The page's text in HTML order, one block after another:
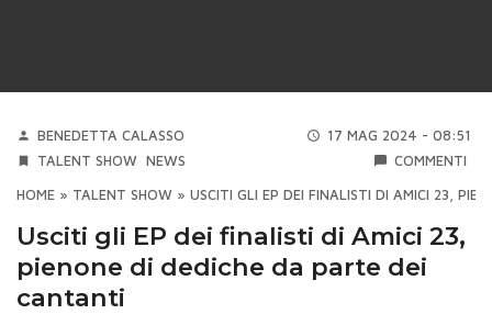
BENEDETTA CALASSO
17 MAG 2024 - 08:51
TALENT SHOW NEWS COMMENTI
HOME » TALENT SHOW » USCITI GLI EP DEI FINALISTI DI AMICI 23,
Usciti gli EP dei finalisti di Amici 23,
pienone di dediche da parte dei
cantanti